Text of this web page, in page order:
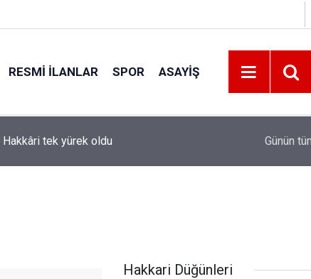
RESMI İLANLAR SPOR ASAYIŞ
Ve Püf Noktaları Kurum Listeleri
Günün
Hakkari Düğünleri